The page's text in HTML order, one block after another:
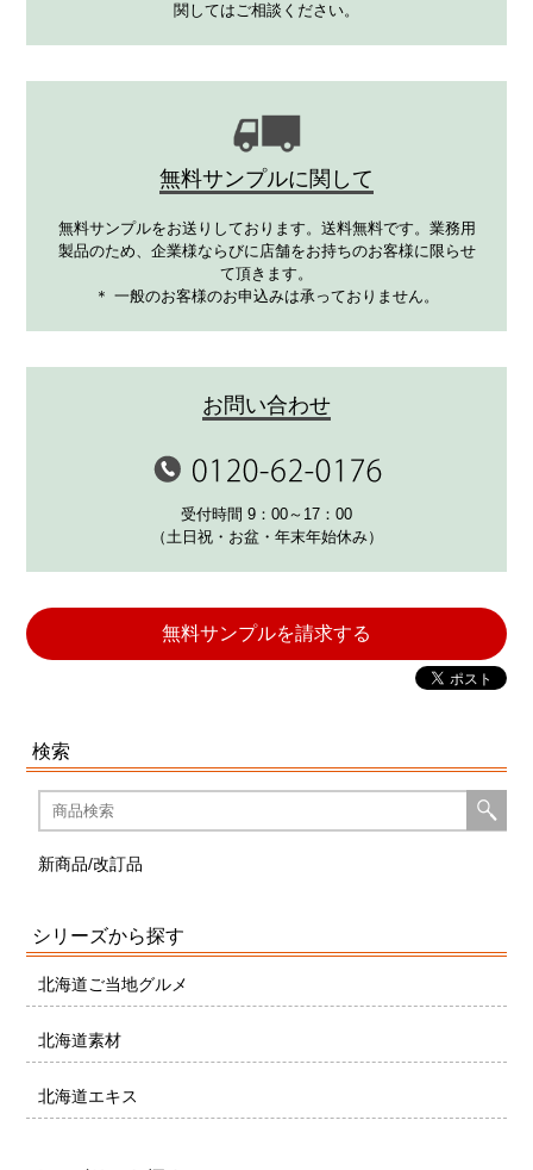
関してはご相談ください。
無料サンプルに関して
無料サンプルをお送りしております。送料無料です。業務用
製品のため、企業様ならびに店舗をお持ちのお客様に限らせ
て頂きます。
＊ 一般のお客様のお申込みは承っておりません。
お問い合わせ
受付時間 9：00～17：00
（土日祝・お盆・年末年始休み）
無料サンプルを請求する
検索
新商品/改訂品
シリーズから探す
北海道ご当地グルメ
北海道素材
北海道エキス